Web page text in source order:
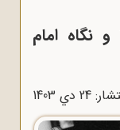
15 خرداد و محرم سال 1342 و نگاه امام
دي 1403